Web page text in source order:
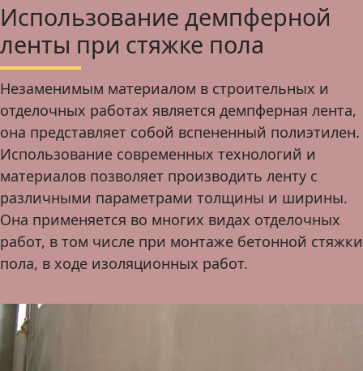
Использование демпферной
ленты при стяжке пола
Незаменимым материалом в строительных и
отделочных работах является демпферная лента,
она представляет собой вспененный полиэтилен.
Использование современных технологий и
материалов позволяет производить ленту с
различными параметрами толщины и ширины.
Она применяется во многих видах отделочных
работ, в том числе при монтаже бетонной стяжки
пола, в ходе изоляционных работ.